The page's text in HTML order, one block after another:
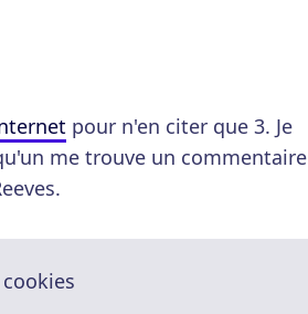
pour n'en citer que 3. Je
me trouve un commentaire